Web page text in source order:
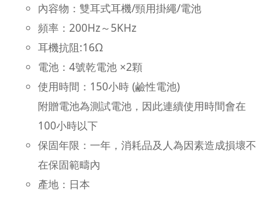
內容物：雙耳式耳機/頸用掛繩/電池
頻率：200Hz～5KHz
耳機抗阻:16Ω
電池：4號乾電池 ×2顆
使用時間：150小時 (鹼性電池)
附贈電池為測試電池，因此連續使用時間會在
100小時以下
保固年限：一年，消耗品及人為因素造成損壞不
在保固範疇內
產地：日本